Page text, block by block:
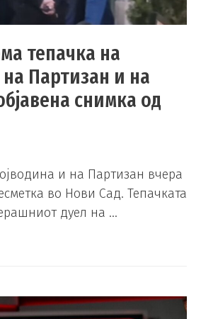
тепачка на
Партизан и на
снимка од
и на Партизан вчера
во Нови Сад. Тепачката
дуел на …